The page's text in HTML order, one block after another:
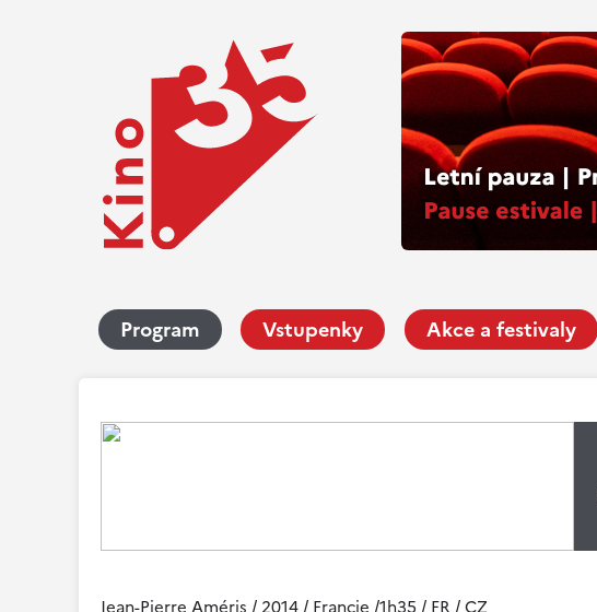
Program Vstupenky Akce a festivaly